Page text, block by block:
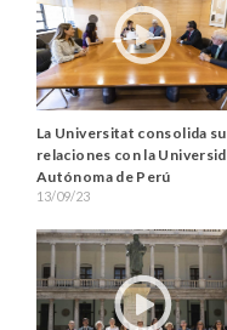
La Universitat consolida
relaciones con la
Autónoma de Perú
13/09/23